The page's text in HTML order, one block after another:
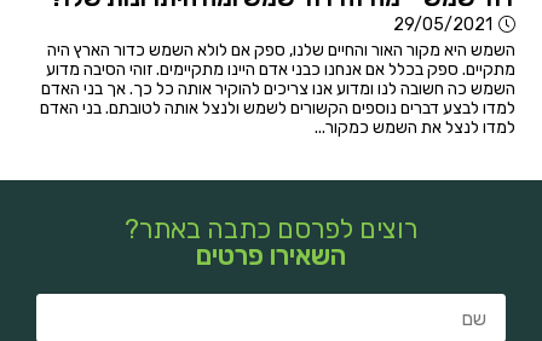
29/05/2021
השמש היא מקור האור והחיים שלנו, ספק אם לולא השמש כדור הארץ היה
מתקיים. ספק בכלל אם אנחנו כבני אדם היינו מתקיימים. זוהי הסיבה מדוע
השמש כה חשובה לנו ומדוע אנו צריכים להוקיר אותה כל כך. אך בני האדם
למדו לבצע דברים נוספים הקשורים לשמש ולנצל אותה לטובתם. בני האדם
למדו לנצל את השמש כמקור...
רוצים לפרסם כתבה באתר?
השאירו פרטים